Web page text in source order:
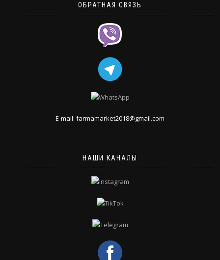
ОБРАТНАЯ СВЯЗЬ
E-mail: farmamarket2018@gmail.com
НАШИ КАНАЛЫ